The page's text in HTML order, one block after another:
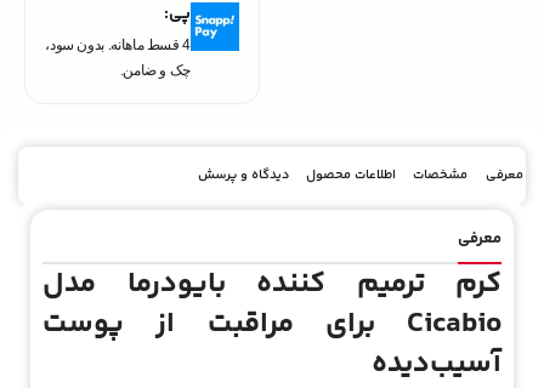
پی:
4 قسط ماهانه. بدون سود،
چک و ضامن.
معرفی مشخصات اطلاعات محصول دیدگاه و پرسش
معرفی
کرم ترمیم کننده بایودرما مدل
Cicabio برای مراقبت از پوست
آسیب‌دیده